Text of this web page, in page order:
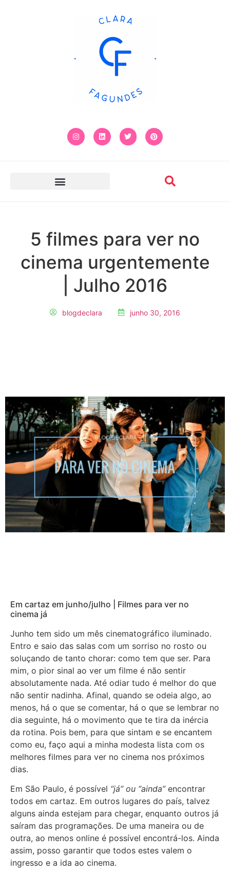
5 filmes para ver no
cinema urgentemente
| Julho 2016
blogdeclara junho 30, 2016
Em cartaz em junho/julho | Filmes para ver no
cinema já
Junho tem sido um mês cinematográfico iluminado.
Entro e saio das salas com um sorriso no rosto ou
soluçando de tanto chorar: como tem que ser. Para
mim, o pior sinal ao ver um filme é não sentir
absolutamente nada. Até odiar tudo é melhor do que
não sentir nadinha. Afinal, quando se odeia algo, ao
menos, há o que se comentar, há o que se lembrar no
dia seguinte, há o movimento que te tira da inércia
da rotina. Pois bem, para que sintam e se encantem
como eu, faço aqui a minha modesta lista com os
melhores filmes para ver no cinema nos próximos
dias.
Em São Paulo, é possível “já” ou “ainda”encontrar
todos em cartaz. Em outros lugares do país, talvez
alguns ainda estejam para chegar, enquanto outros já
saíram das programações. De uma maneira ou de
outra, ao menos online é possível encontrá-los. Ainda
assim, posso garantir que todos estes valem o
ingresso e a ida ao cinema.